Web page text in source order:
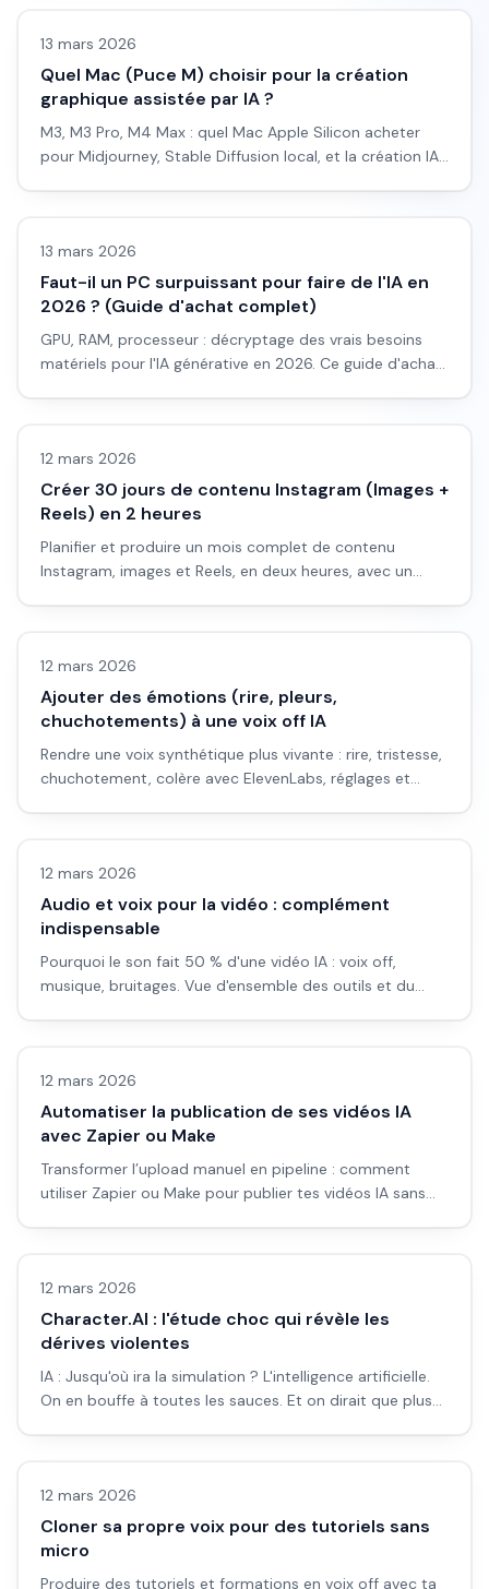
13 mars 2026
Quel Mac (Puce M) choisir pour la création
graphique assistée par IA ?
M3, M3 Pro, M4 Max : quel Mac Apple Silicon acheter
pour Midjourney, Stable Diffusion local, et la création IA
LLM & fondamentaux IA
13 mars 2026
Faut-il un PC surpuissant pour faire de l'IA en
2026 ? (Guide d'achat complet)
GPU, RAM, processeur : décryptage des vrais besoins
matériels pour l'IA générative en 2026. Ce guide d'achat
Business IA
12 mars 2026
Créer 30 jours de contenu Instagram (Images +
Reels) en 2 heures
Planifier et produire un mois complet de contenu
Instagram, images et Reels, en deux heures, avec un
Vidéo IA
12 mars 2026
Ajouter des émotions (rire, pleurs,
chuchotements) à une voix off IA
Rendre une voix synthétique plus vivante : rire, tristesse,
chuchotement, colère avec ElevenLabs, réglages et
Vidéo IA
12 mars 2026
Audio et voix pour la vidéo : complément
indispensable
Pourquoi le son fait 50 % d'une vidéo IA : voix off,
musique, bruitages. Vue d'ensemble des outils et du
Automatisation
12 mars 2026
Automatiser la publication de ses vidéos IA
avec Zapier ou Make
Transformer l’upload manuel en pipeline : comment
utiliser Zapier ou Make pour publier tes vidéos IA sans
Actualité
12 mars 2026
Character.AI : l'étude choc qui révèle les
dérives violentes
IA : Jusqu'où ira la simulation ? L'intelligence artificielle.
On en bouffe à toutes les sauces. Et on dirait que plus
Vidéo IA
12 mars 2026
Cloner sa propre voix pour des tutoriels sans
micro
Produire des tutoriels et formations en voix off avec ta